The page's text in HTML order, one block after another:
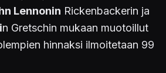
Lennonin Rickenbackerin ja
n Gretschin mukaan muotoillut
hinnaksi ilmoitetaan 99